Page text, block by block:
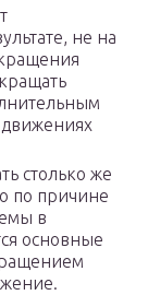
не на
столько же
по причине
в
основные